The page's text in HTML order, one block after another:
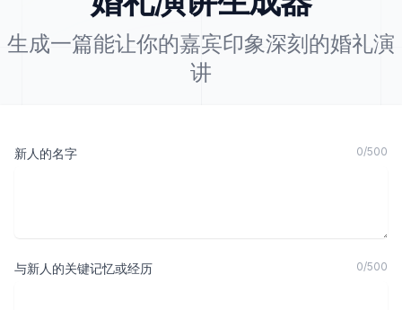
生成一篇能让你的嘉宾印象深刻的婚礼演
讲
新人的名字 0/500
与新人的关键记忆或经历 0/500